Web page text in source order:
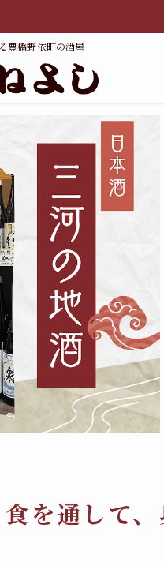
豊橋野依町の酒屋
食を通して